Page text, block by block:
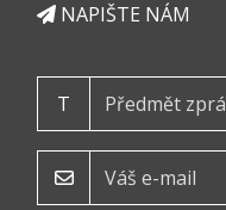
NAPIŠTE NÁM
T